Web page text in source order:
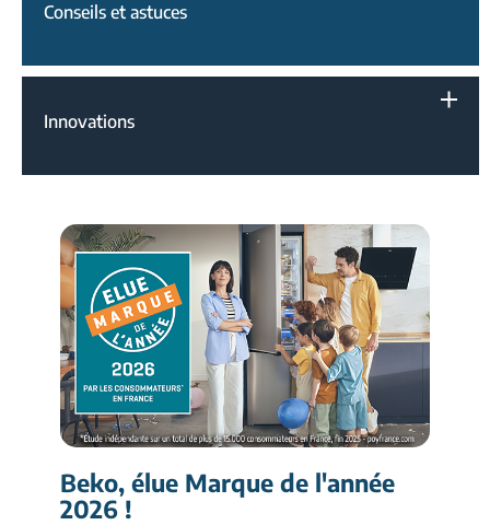
Conseils et astuces
Innovations
Beko, élue Marque de l'année
2026 !